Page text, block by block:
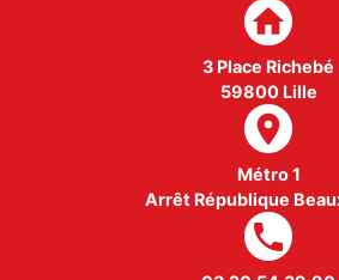
home
3 Place Richebé
59800 Lille
room
Métro 1
Arrêt République
local_phone